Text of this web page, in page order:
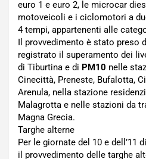
euro 1 e euro 2, le microcar
motoveicoli e i ciclomotori a
4 tempi, appartenenti alle
Il provvedimento è stato preso
registrato il superamento dei
di Tiburtina e di PM10 nelle
Cinecittà, Preneste, Bufalotta,
Arenula, nella stazione
Malagrotta e nelle stazioni da
Magna Grecia.
Targhe alterne
Per le giornate del 10 e dell’11
il provvedimento delle targhe